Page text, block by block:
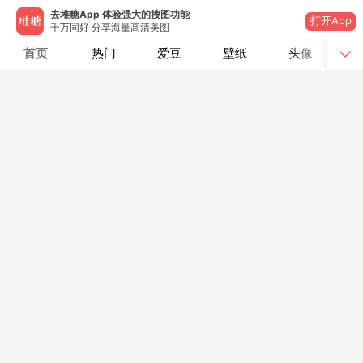
去堆糖App 体验强大的搜图功能
千万同好 分享海量高清美图
打开App
首页 热门 爱豆 壁纸 头像